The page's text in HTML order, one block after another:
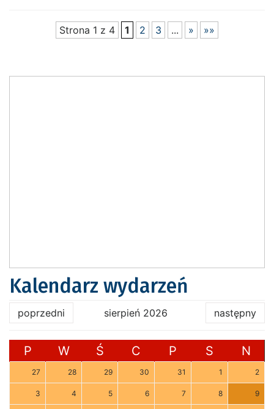
Strona 1 z 4 1 2 3 ... » »»
Kalendarz wydarzeń
poprzedni sierpień 2026 następny
P W Ś C P S N
27 28 29 30 31 1 2
3 4 5 6 7 8 9